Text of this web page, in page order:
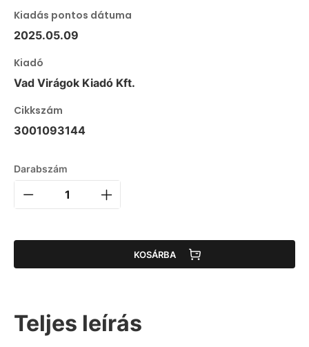
Kiadás pontos dátuma
2025.05.09
Kiadó
Vad Virágok Kiadó Kft.
Cikkszám
3001093144
Darabszám
KOSÁRBA
Teljes leírás